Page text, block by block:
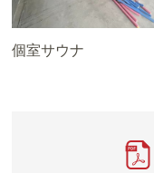
個室サウナ